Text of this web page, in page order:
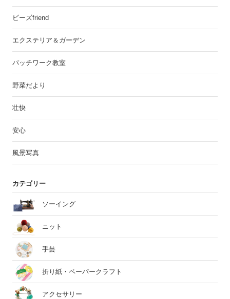
ビーズfriend
エクステリア＆ガーデン
パッチワーク教室
野菜だより
壮快
安心
風景写真
カテゴリー
ソーイング
ニット
手芸
折り紙・ペーパークラフト
アクセサリー